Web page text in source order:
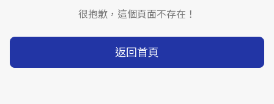
很抱歉，這個頁面不存在！
返回首頁